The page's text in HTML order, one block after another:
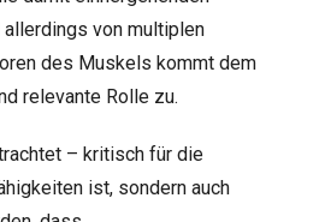
von multiplen
des Muskels kommt dem
relevante Rolle zu.
– kritisch für die
ist, sondern auch